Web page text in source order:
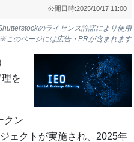
公開日時:2025/10/17 11:00
のライセンス許諾により使用
※このページには広告・PRが含まれます
を
クン
ェクトが実施され、2025年